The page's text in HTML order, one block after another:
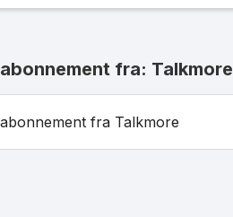
fra: Talkmore
fra Talkmore